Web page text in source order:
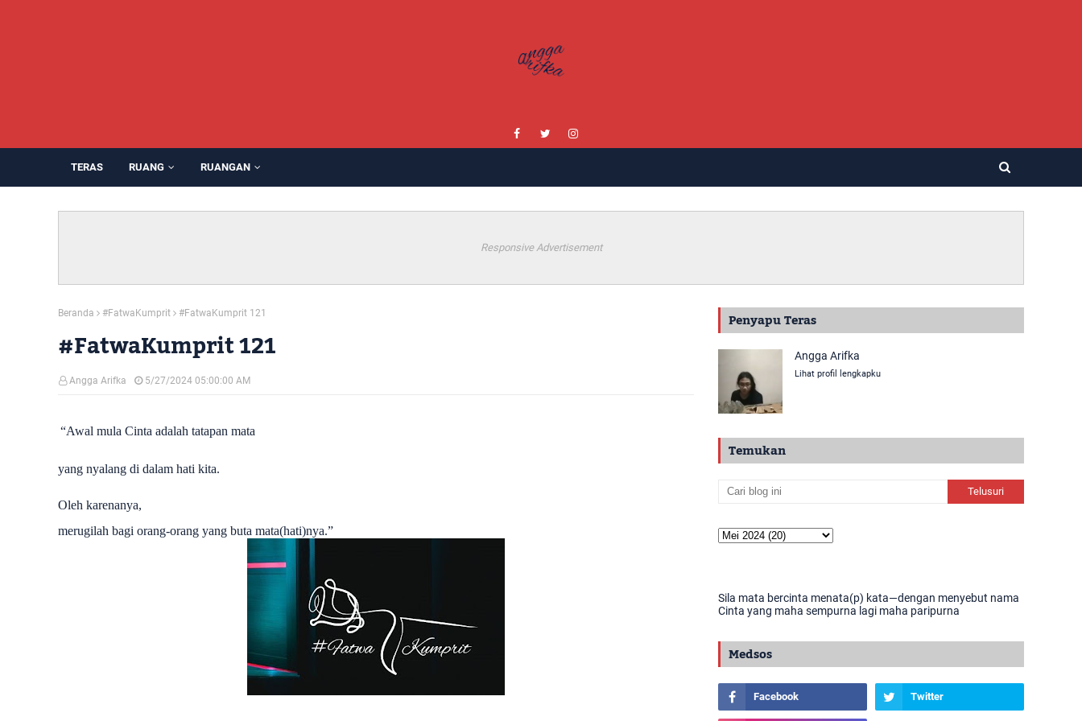
TERAS RUANG RUANGAN
Responsive Advertisement
Beranda #FatwaKumprit #FatwaKumprit 121
#FatwaKumprit 121
Angga Arifka 5/27/2024 05:00:00 AM
“Awal mula Cinta adalah tatapan mata
yang nyalang di dalam hati kita.
Oleh karenanya,
merugilah bagi orang-orang yang buta mata(hati)nya.”
Penyapu Teras
Angga Arifka
Lihat profil lengkapku
Temukan
Sila mata bercinta menata(p) kata—dengan menyebut nama
Cinta yang maha sempurna lagi maha paripurna
Medsos